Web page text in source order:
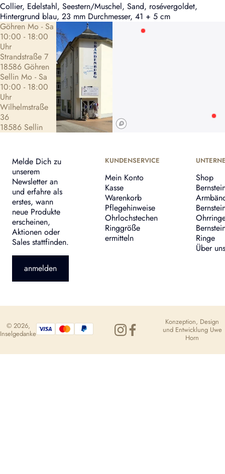
Collier, Edelstahl, Seestern/Muschel, Sand, rosévergoldet,
Hintergrund blau, 23 mm Durchmesser, 41 + 5 cm
Göhren Mo - Sa
10:00 - 18:00
Uhr
Strandstraße 7
18586 Göhren
Sellin Mo - Sa
10:00 - 18:00
Uhr
Wilhelmstraße
36
18586 Sellin
Melde Dich zu
unserem
Newsletter an
und erfahre als
erstes, wann
neue Produkte
erscheinen,
Aktionen oder
Sales stattfinden.
anmelden
KUNDENSERVICE
Mein Konto
Kasse
Warenkorb
Pflegehinweise
Ohrlochstechen
Ringgröße
ermitteln
Shop
Ringe
Über uns
© 2026,
Inselgedanke
Konzeption, Design
und Entwicklung Uwe
Horn